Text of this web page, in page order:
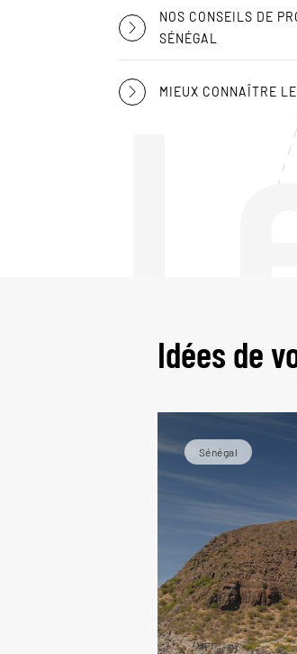
NOS CONSEILS DE
SÉNÉGAL
MIEUX CONNAÎTRE LE
Idées de
Sénégal